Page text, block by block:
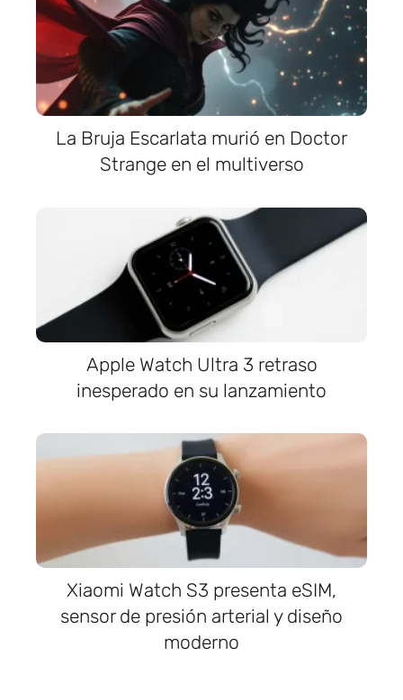
La Bruja Escarlata murió en Doctor
Strange en el multiverso
Apple Watch Ultra 3 retraso
inesperado en su lanzamiento
Xiaomi Watch S3 presenta eSIM,
sensor de presión arterial y diseño
moderno